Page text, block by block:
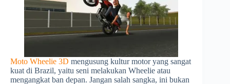
Moto Wheelie 3D mengusung kultur motor yang sangat
kuat di Brazil, yaitu seni melakukan Wheelie atau
mengangkat ban depan. Jangan salah sangka, ini bukan